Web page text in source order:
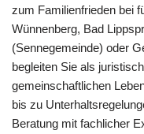
zum Familienfrieden bei
Wünnenberg, Bad
(Sennegemeinde) oder
begleiten Sie als
gemeinschaftlichen
bis zu
Beratung mit fachlicher